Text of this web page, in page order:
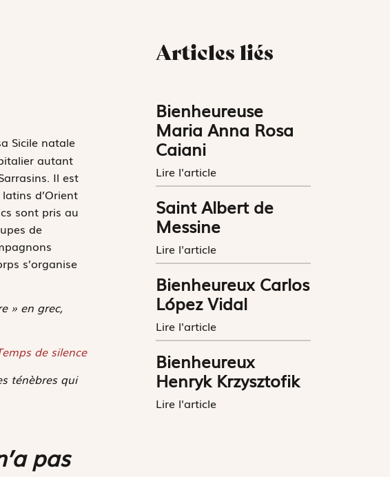
Sicile natale
autant
Il est
d’Orient
sont pris au
de
s’organise
» en grec,
de silence
ténèbres qui
pas
Articles liés
Bienheureuse
Maria Anna Rosa
Caiani
Lire l'article
Saint Albert de
Messine
Lire l'article
Bienheureux Carlos
López Vidal
Lire l'article
Bienheureux
Henryk Krzysztofik
Lire l'article